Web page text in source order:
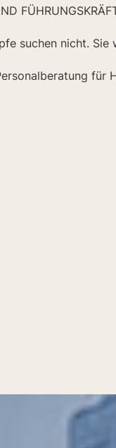
suchen nicht. Sie
für